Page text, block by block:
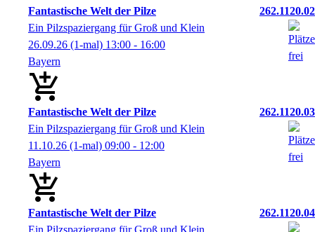
Fantastische Welt der Pilze
262.1120.02
Ein Pilzspaziergang für Groß und Klein
26.09.26 (1-mal) 13:00 - 16:00
Bayern
Fantastische Welt der Pilze
262.1120.03
Ein Pilzspaziergang für Groß und Klein
11.10.26 (1-mal) 09:00 - 12:00
Bayern
Fantastische Welt der Pilze
262.1120.04
Ein Pilzspaziergang für Groß und Klein